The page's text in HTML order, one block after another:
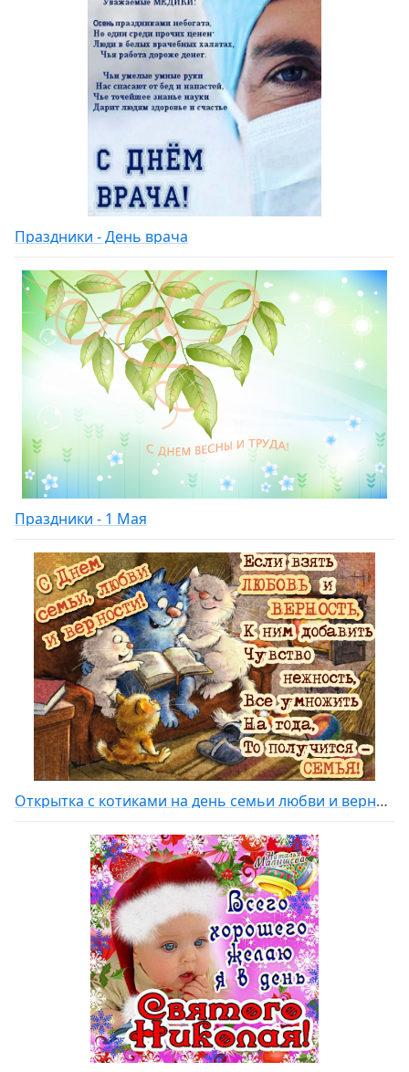
Праздники - День врача
Праздники - 1 Мая
Открытка с котиками на день семьи любви и верности